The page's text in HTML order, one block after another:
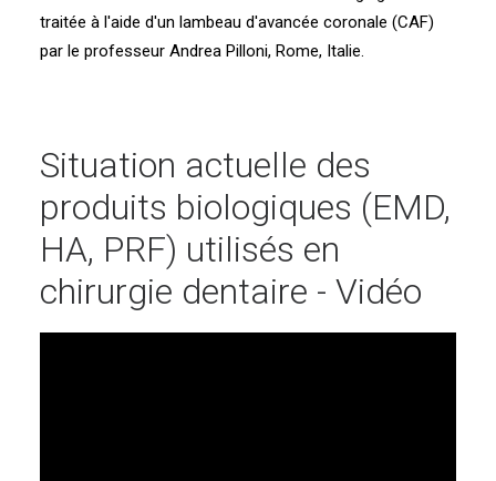
traitée à l'aide d'un lambeau d'avancée coronale (CAF)
par le professeur Andrea Pilloni, Rome, Italie.
Situation actuelle des
produits biologiques (EMD,
HA, PRF) utilisés en
chirurgie dentaire - Vidéo